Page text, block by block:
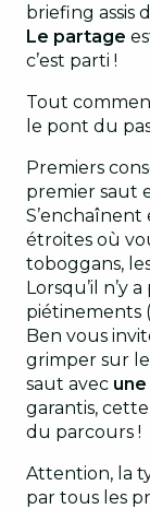
briefing assis
Le partage
c’est parti !
Tout
le pont du
Premiers
premier saut
étroites où
toboggans,
Lorsqu’il n’y
piétinements
Ben vous
grimper sur
saut avec
garantis,
du parcours !
Attention, la
par tous les